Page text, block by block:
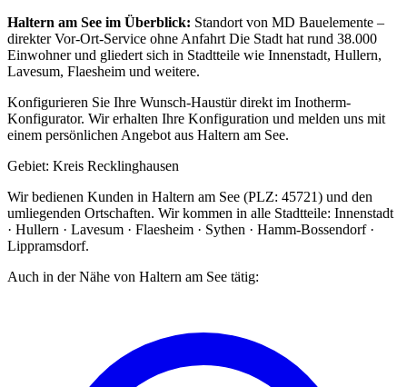
Haltern am See im Überblick: Standort von MD Bauelemente –
direkter Vor-Ort-Service ohne Anfahrt Die Stadt hat rund 38.000
Einwohnerund gliedert sich in Stadtteile wie Innenstadt, Hullern,
Lavesum, Flaesheim und weitere.
Konfigurieren Sie Ihre Wunsch-Haustür direkt im Inotherm-
Konfigurator. Wir erhalten Ihre Konfiguration und melden uns mit
einem persönlichen Angebot aus Haltern am See.
Gebiet: Kreis Recklinghausen
Wir bedienen Kunden in Haltern am See (PLZ: 45721) und den
umliegenden Ortschaften. Wir kommen in alle Stadtteile: Innenstadt
· Hullern · Lavesum · Flaesheim · Sythen · Hamm-Bossendorf ·
Lippramsdorf.
Auch in der Nähe von Haltern am See tätig: